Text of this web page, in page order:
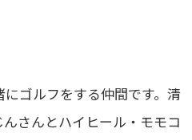
ゴルフをする仲間です。清
さんとハイヒール・モモコ